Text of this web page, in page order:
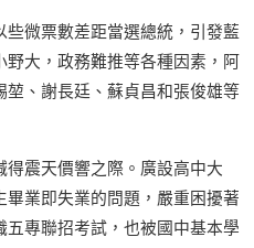
微票數差距當選總統，引發藍
大，政務難推等各種因素，阿
、謝長廷、蘇貞昌和張俊雄等
震天價響之際。廣設高中大
業即失業的問題，嚴重困擾著
專聯招考試，也被國中基本學